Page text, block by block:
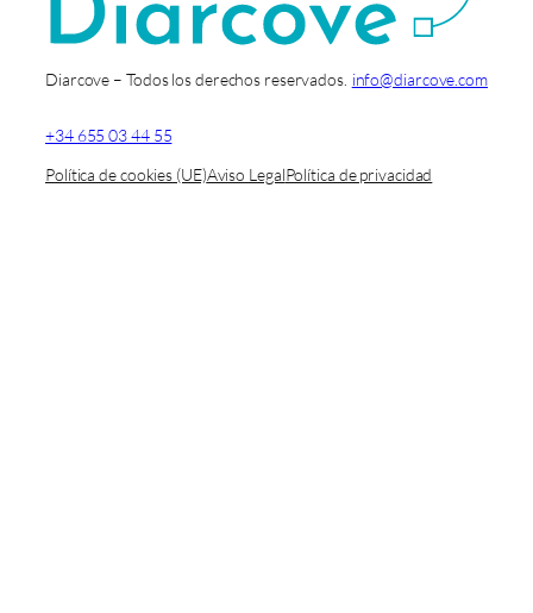
Diarcove – Todos los derechos reservados. info@diarcove.com
+34 655 03 44 55
Política de cookies (UE)Aviso LegalPolítica de privacidad